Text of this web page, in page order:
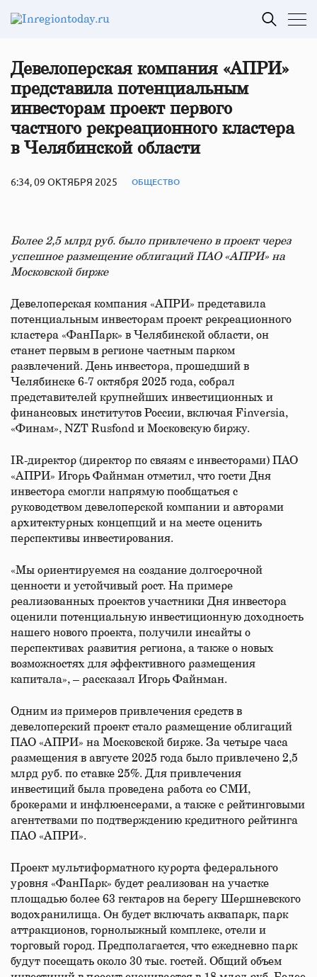
Девелоперская компания «АПРИ»
представила потенциальным
инвесторам проект первого
частного рекреационного кластера
в Челябинской области
6:34, 09 ОКТЯБРЯ 2025 ОБЩЕСТВО
Более 2,5 млрд руб. было привлечено в проект через
успешное размещение облигаций ПАО «АПРИ» на
Московской бирже
Девелоперская компания «АПРИ» представила
потенциальным инвесторам проект рекреационного
кластера «ФанПарк» в Челябинской области, он
станет первым в регионе частным парком
развлечений. День инвестора, прошедший в
Челябинске 6-7 октября 2025 года, собрал
представителей крупнейших инвестиционных и
финансовых институтов России, включая Finversia,
«Финам», NZT Rusfond и Московскую биржу.
IR-директор (директор по связям с инвесторами) ПАО
«АПРИ» Игорь Файнман отметил, что гости Дня
инвестора смогли напрямую пообщаться с
руководством девелоперской компании и авторами
архитектурных концепций и на месте оценить
перспективы инвестирования.
«Мы ориентируемся на создание долгосрочной
ценности и устойчивый рост. На примере
реализованных проектов участники Дня инвестора
оценили потенциальную инвестиционную доходность
нашего нового проекта, получили инсайты о
перспективах развития региона, а также о новых
возможностях для эффективного размещения
капитала», – рассказал Игорь Файнман.
Одним из примеров привлечения средств в
девелоперский проект стало размещение облигаций
ПАО «АПРИ» на Московской бирже. За четыре часа
размещения в августе 2025 года было привлечено 2,5
млрд руб. по ставке 25%. Для привлечения
инвестиций была проведена работа со СМИ,
брокерами и инфлюенсерами, а также с рейтинговыми
агентствами по подтверждению кредитного рейтинга
ПАО «АПРИ».
Проект мультиформатного курорта федерального
уровня «ФанПарк» будет реализован на участке
площадью более 63 гектаров на берегу Шершневского
водохранилища. Он будет включать аквапарк, парк
аттракционов, горнолыжный комплекс, отели и
торговый город. Предполагается, что ежедневно парк
будут посещать около 30 тыс. гостей. Общий объем